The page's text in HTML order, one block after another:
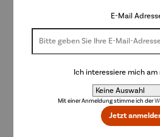
Regulärer
55,90 €
E-Mail
Ich interessiere mich
Mit einer Anmeldung stimme ich der
Jetzt